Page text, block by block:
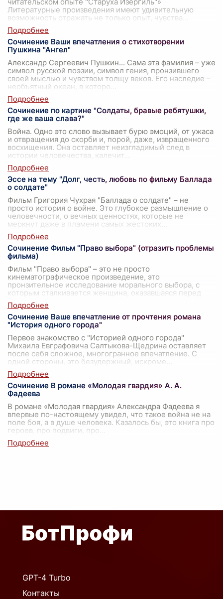
Литературные произведения имеют удивительную
возможность отражать не только опыт, чувства
Сочинение Ваши впечатления о стихотворении
Пушкина "Ангел"
Александр Сергеевич Пушкин... Сама эта фамилия – уже
символ русской поэзии, символ гения, пронзившего
своей мыслью и чувством толщу веков. Его наследие –
необъятный океан, в которо
Сочинение по картине "Солдаты, бравые ребятушки,
где же ваша слава?"
Война. Одно это слово вызывает бурю эмоций, от ужаса
и отвращения до скорби и, порой, даже, извращенного
восхищения. Она оставляет неизгладимый след в
истории человечества, калечит
Эссе на тему "Долг, честь, любовь по фильму Баллада
о солдате"
Фильм Григория Чухрая "Баллада о солдате" – не
просто история о войне. Это глубокое размышление о
человечности, о вечных ценностях, которые не
меркнут даже в пламени самых жестоких
Сочинение Фильм "Право выбора" (отразить проблемы
фильма)
Фильм "Право выбора" – это не просто
кинематографическое произведение, это
пронзительное исследование морального выбора, с
которым сталкивается женщина, оказавшаяся перед
лицом неж
Сочинение Ваше впечатление от прочтения романа
"История одного города"
Первое знакомство с "Историей одного города"
Михаила Евграфовича Салтыкова-Щедрина оставляет
после себя сложное, многогранное впечатление. С
одной стороны, это безудержный, искроме
Сочинение В романе «Молодая гвардия» А. А.
Фадеева
В романе «Молодая гвардия» Александра Фадеева я
впервые по-настоящему увидел, что такое война не на
поле боя, а в душе человека. Казалось бы, это книга про
героев, про подвиги, про
GPT-4 Turbo
Контакты